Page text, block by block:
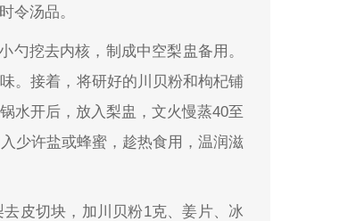
令汤品。
勺挖去内核，制成中空梨盅备用。
。接着，将研好的川贝粉和枸杞铺
水开后，放入梨盅，文火慢蒸40至
少许盐或蜂蜜，趁热食用，温润滋
皮切块，加川贝粉1克、姜片、冰